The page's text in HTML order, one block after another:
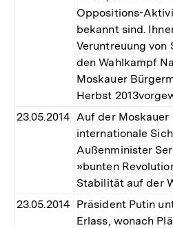
Oppositions-
bekannt sind.
Veruntreuung von
den Wahlkampf
Moskauer
Herbst
23.05.2014 Auf der Moskauer
internationale
Außenminister
»bunten
Stabilität auf der
23.05.2014 Präsident Putin
Erlass, wonach